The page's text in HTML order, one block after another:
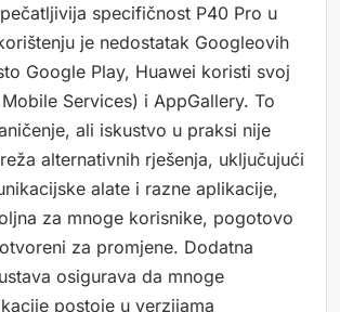
specifičnost P40 Pro u
je nedostatak Googleovih
Google Play, Huawei koristi svoj
Services) i AppGallery. To
ali iskustvo u praksi nije
alternativnih rješenja, uključujući
alate i razne aplikacije,
za mnoge korisnike, pogotovo
za promjene. Dodatna
osigurava da mnoge
postoje u verzijama